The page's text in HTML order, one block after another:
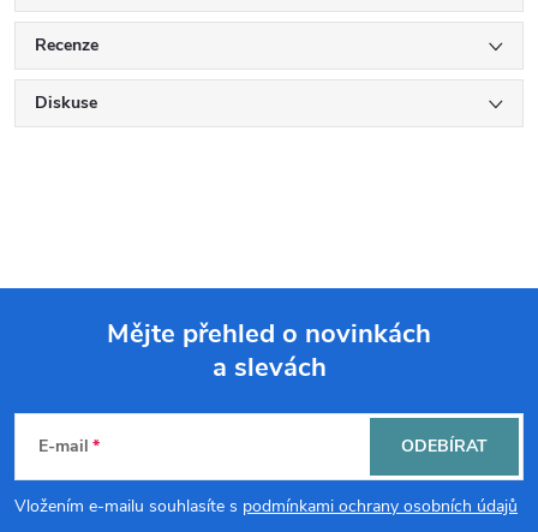
Recenze
Diskuse
p
Mějte přehled o novinkách
a slevách
E-mail
Vložením e-mailu souhlasíte s podmínkami ochrany osobních údajů
ODEBÍRAT